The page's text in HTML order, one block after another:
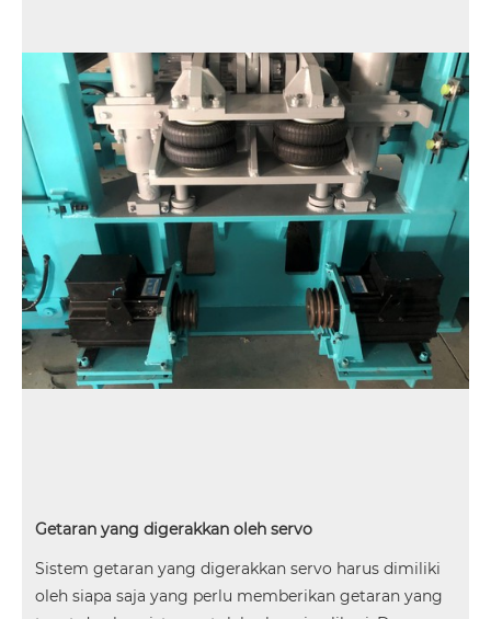
Getaran yang digerakkan oleh servo
Sistem getaran yang digerakkan servo harus dimiliki
oleh siapa saja yang perlu memberikan getaran yang